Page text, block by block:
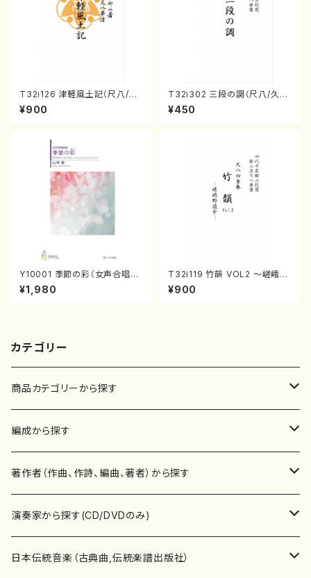
T32i126 津軽風土記（尺八/野
村峰山/尺八/都山式譜）都山流
公刊楽譜曲番:575
¥900
T32i302 三段の調（尺八/久本
玄智/楽譜）都山no:2003
¥450
Y10001 季節の彩（女声合唱、
ピアノ/山岸徹/楽譜）
¥1,980
T32i119 竹韻 VOL2 ～嵯峨野
遊歩～（尺八/野村峰山/尺八/都
山式譜）都山流公刊楽譜曲番:5
¥900
カテゴリー
商品カテゴリーから探す
楽譜
書籍
書籍
テキストブック
CD・DVD
チケット
編成から探す
邦楽器
箏・琴（ソロ）
箏・琴（合奏）
合唱
混声合唱
歌・声
著作者（作曲、作詩、編曲、著者）から探す
あ行
青木省三(アオキ ショウゾウ)
か行
演奏家から探す(CD/DVDのみ)
邦楽（箏、三味線、尺八等）演奏家
日本伝統音楽（古典曲,伝統楽譜出版社）